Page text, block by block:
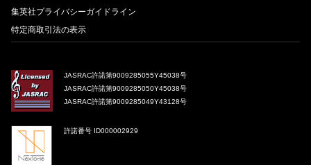
集英社プライバシーガイドライン
特定商取引法の表示
JASRAC許諾第9009285055Y45038号
JASRAC許諾第9009285050Y45038号
JASRAC許諾第9009285049Y43128号
許諾番号 ID000002929